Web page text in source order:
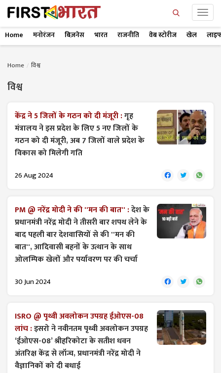
Home मनोरंजन बिज़नेस भारत राजनीति वेब स्टोरीज खेल
Home विश्व
विश्व
केंद्र ने 5 जिलों के गठन को दी मंजूरी :गृह
मंत्रालय ने इस प्रदेश के लिए 5 नए जिलों के
गठन को दी मंजूरी, अब 7 जिलों वाले प्रदेश के
विकास को मिलेगी गति
26 Aug 2024
PM @ नरेंद्र मोदी ने की ''मन की बात'' :देश के
प्रधानमंत्री नरेंद्र मोदी ने तीसरी बार शपथ लेने के
बाद पहली बार देशवासियों से की ''मन की
बात'', आदिवासी बहनों के उत्थान के साथ
ओलम्पिक खेलों और पर्यावरण पर की चर्चा
30 Jun 2024
ISRO @ पृथ्वी अवलोकन उपग्रह ईओएस-08
लांच :इसरो ने नवीनतम पृथ्वी अवलोकन उपग्रह
‘ईओएस-08’ श्रीहरिकोटा के सतीश धवन
अंतरिक्ष केंद्र से लॉन्च, प्रधानमंत्री नरेंद्र मोदी ने
वैज्ञानिकों को दी बधाई